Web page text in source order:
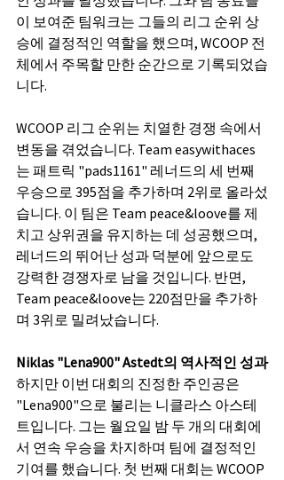
이 보여준 팀워크는 그들의 리그 순위 상
승에 결정적인 역할을 했으며, WCOOP 전
체에서 주목할 만한 순간으로 기록되었습
니다.
WCOOP 리그 순위는 치열한 경쟁 속에서
변동을 겪었습니다. Team easywithaces
는 패트릭 "pads1161" 레너드의 세 번째
우승으로 395점을 추가하며 2위로 올라섰
습니다. 이 팀은 Team peace&loove를 제
치고 상위권을 유지하는 데 성공했으며,
레너드의 뛰어난 성과 덕분에 앞으로도
강력한 경쟁자로 남을 것입니다. 반면,
Team peace&loove는 220점만을 추가하
며 3위로 밀려났습니다.
Niklas "Lena900" Astedt의 역사적인 성과
하지만 이번 대회의 진정한 주인공은
"Lena900"으로 불리는 니클라스 아스테
트입니다. 그는 월요일 밤 두 개의 대회에
서 연속 우승을 차지하며 팀에 결정적인
기여를 했습니다. 첫 번째 대회는 WCOOP